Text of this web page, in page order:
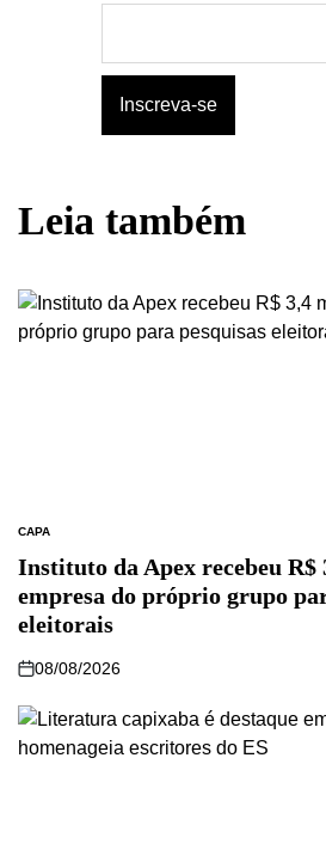
Leia também
CAPA
Instituto da Apex recebeu R$
empresa do próprio grupo
eleitorais
08/08/2026